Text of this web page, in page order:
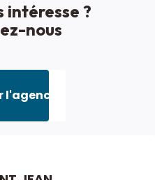
intéresse ?
nous